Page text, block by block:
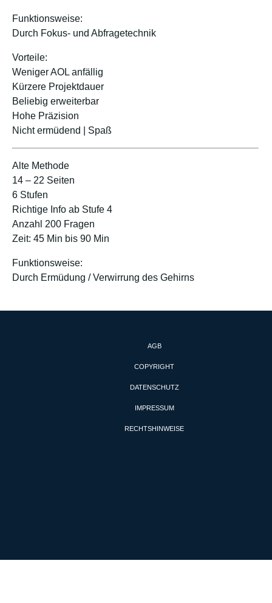
Funktionsweise:
Durch Fokus- und Abfragetechnik
Vorteile:
Weniger AOL anfällig
Kürzere Projektdauer
Beliebig erweiterbar
Hohe Präzision
Nicht ermüdend | Spaß
Alte Methode
14 – 22 Seiten
6 Stufen
Richtige Info ab Stufe 4
Anzahl 200 Fragen
Zeit: 45 Min bis 90 Min
Funktionsweise:
Durch Ermüdung / Verwirrung des Gehirns
AGB
COPYRIGHT
DATENSCHUTZ
IMPRESSUM
RECHTSHINWEISE